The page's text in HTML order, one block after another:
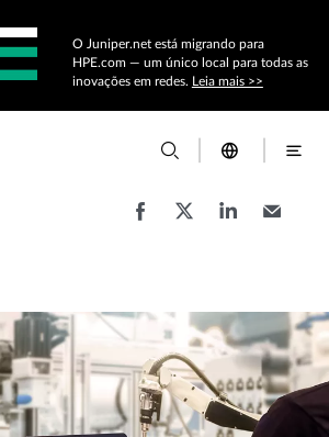
O Juniper.net está migrando para
HPE.com — um único local para todas as
inovações em redes. Leia mais >>